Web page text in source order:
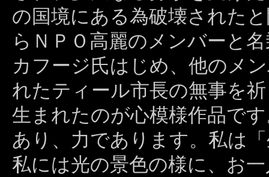
の国境にある為破壊された
らＮＰＯ高麗のメンバーと
カフージ氏はじめ、他のメ
れたティール市長の無事を
生まれたのが心模様作品で
あり、力であります。私は
私には光の景色の様に、お